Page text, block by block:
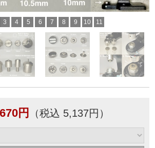
3 4 5 6 7 8 9 10 11
円
（税込 5,137円）